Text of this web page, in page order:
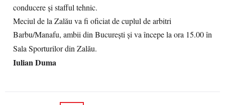
conducere și stafful tehnic.
Meciul de la Zalău va fi oficiat de cuplul de arbitri
Barbu/Manafu, ambii din București și va începe la ora 15.00 în
Sala Sporturilor din Zalău.
Iulian Duma